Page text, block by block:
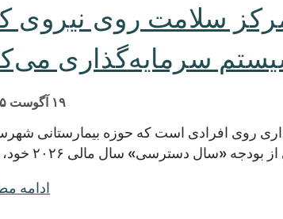
سلامت روی نیروی
سرمایه‌گذاری
۱۹ آگوست ۲۰۲۵
روی افرادی است که حوزه بیمارستانی
«سال دسترسی» سال مالی ۲۰۲۶ خود، […]
ادامه